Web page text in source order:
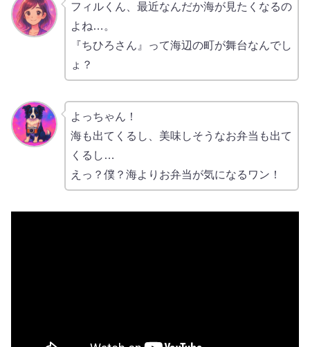
フィルくん、最近なんだか海が見たくなるの
よね…。
『ちひろさん』って海辺の町が舞台なんでし
ょ？
よっちゃん！
海も出てくるし、美味しそうなお弁当も出て
くるし…
えっ？僕？海よりお弁当が気になるワン！